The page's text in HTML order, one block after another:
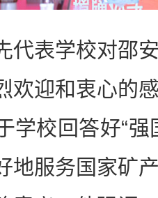
表学校对邵安
欢迎和衷心的
学校回答好“
地服务国家矿